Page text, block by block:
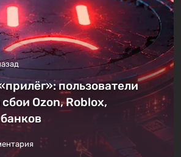
пользователи
Ozon, Roblox,